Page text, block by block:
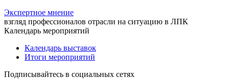
Экспертное мнение
взгляд профессионалов отрасли на ситуацию в ЛПК
Календарь мероприятий
Календарь выставок
Итоги мероприятий
Подписывайтесь в социальных сетях